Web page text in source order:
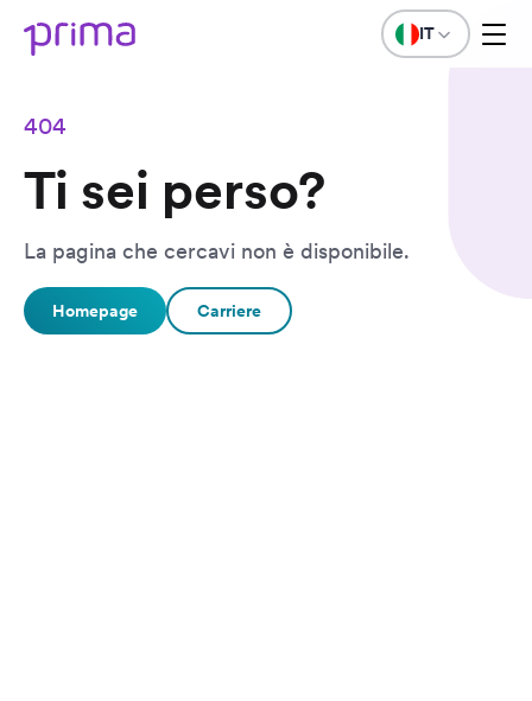
IT
404
Ti sei perso?
La pagina che cercavi non è disponibile.
Homepage Carriere